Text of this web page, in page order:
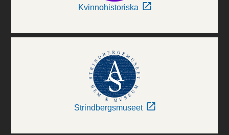
Kvinnohistoriska
Strindbergsmuseet